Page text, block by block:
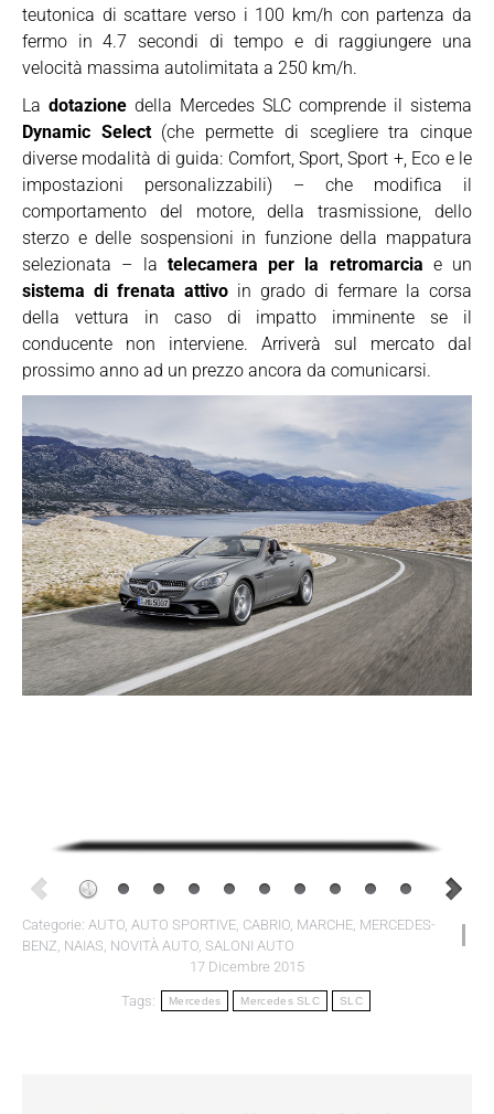
teutonica di scattare verso i 100 km/h con partenza da
fermo in 4.7 secondi di tempo e di raggiungere una
velocità massima autolimitata a 250 km/h.
La dotazione della Mercedes SLC comprende il sistema
Dynamic Select(che permette di scegliere tra cinque
diverse modalità di guida: Comfort, Sport, Sport +, Eco e le
impostazioni personalizzabili) – che modifica il
comportamento del motore, della trasmissione, dello
sterzo e delle sospensioni in funzione della mappatura
selezionata – la telecamera per la retromarcia e un
sistema di frenata attivo in grado di fermare la corsa
della vettura in caso di impatto imminente se il
conducente non interviene. Arriverà sul mercato dal
prossimo anno ad un prezzo ancora da comunicarsi.
Categorie: AUTO, AUTO SPORTIVE, CABRIO, MARCHE, MERCEDES-
BENZ, NAIAS, NOVITÀ AUTO, SALONI AUTO
17 Dicembre 2015
Tags: Mercedes Mercedes SLC SLC